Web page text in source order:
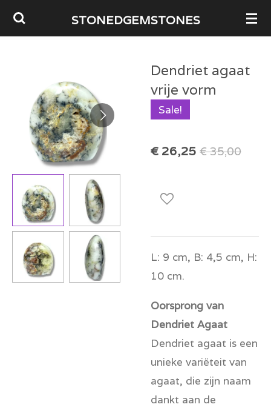
Ga
direct
hoofdinhoud
STONEDGEMSTONES
Dendriet agaat
vrije vorm
Sale!
€ 26,25 € 35,00
L: 9 cm, B: 4,5 cm, H:
10 cm.
Oorsprong van
Dendriet Agaat
Dendriet agaat is een
unieke variëteit van
agaat, die zijn naam
dankt aan de